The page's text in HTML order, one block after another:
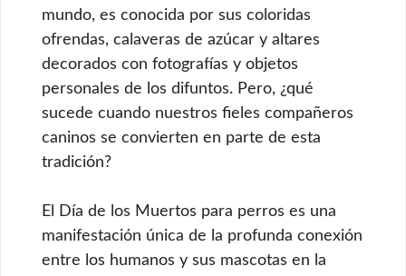
mundo, es conocida por sus coloridas
ofrendas, calaveras de azúcar y altares
decorados con fotografías y objetos
personales de los difuntos. Pero, ¿qué
sucede cuando nuestros fieles compañeros
caninos se convierten en parte de esta
tradición?
El Día de los Muertos para perros es una
manifestación única de la profunda conexión
entre los humanos y sus mascotas en la